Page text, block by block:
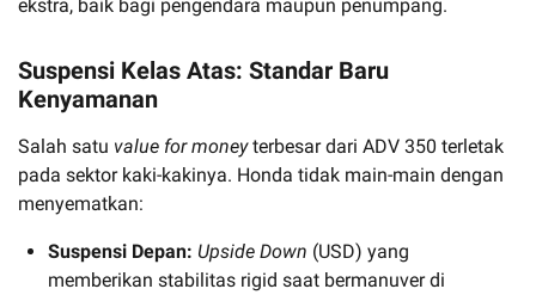
ekstra, baik bagi pengendara maupun penumpang.
Suspensi Kelas Atas: Standar Baru
Kenyamanan
Salah satu value for moneyterbesar dari ADV 350 terletak
pada sektor kaki-kakinya. Honda tidak main-main dengan
menyematkan:
Suspensi Depan: Upside Down (USD) yang
memberikan stabilitas rigid saat bermanuver di